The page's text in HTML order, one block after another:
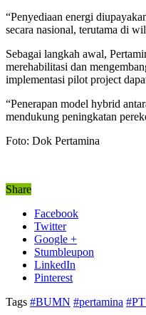
“Penyediaan energi
secara nasional, terutama di
Sebagai langkah awal,
merehabilitasi dan
implementasi pilot project
“Penerapan model hybrid
mendukung peningkatan
Foto: Dok Pertamina
Share
Facebook
Twitter
Google +
Stumbleupon
LinkedIn
Pinterest
Tags #BUMN #pertamina